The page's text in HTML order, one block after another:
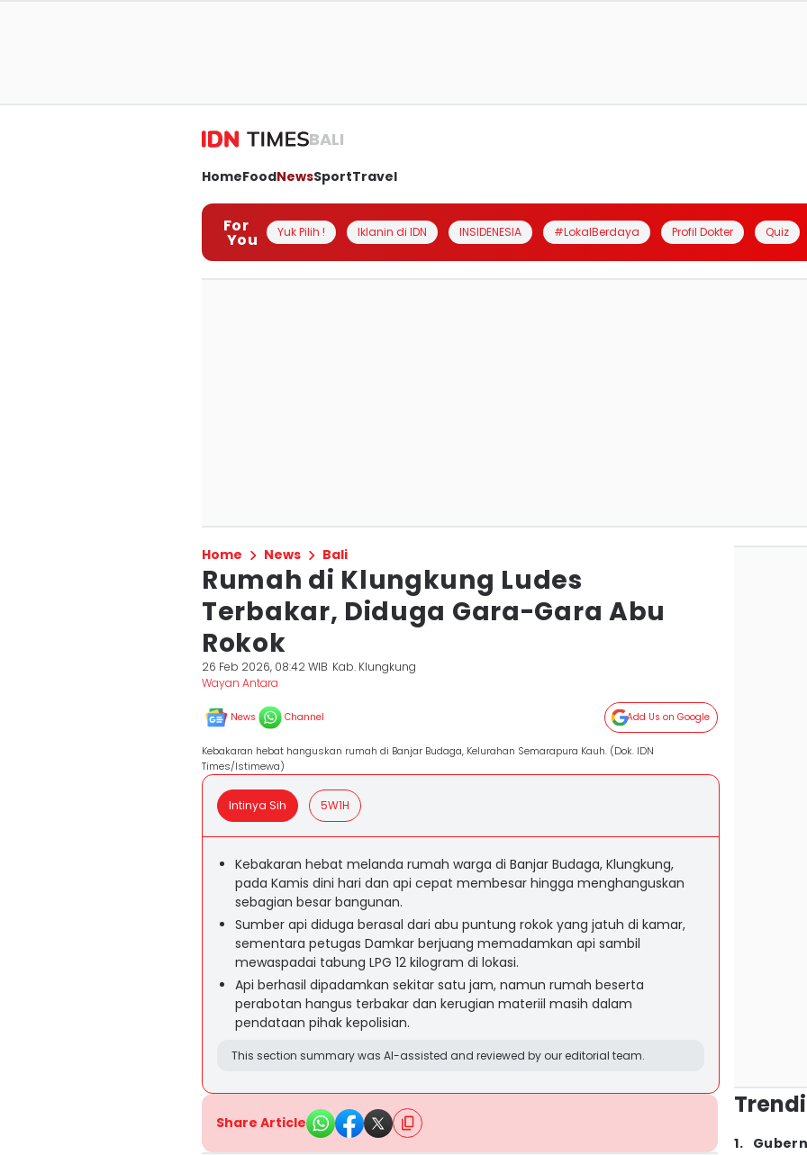
BALI
HomeFoodNewsSportTravel
For
You Yuk Pilih ! Iklanin di IDN INSIDENESIA #LokalBerdaya Profil Dokter Quiz
Home News Bali
Rumah di Klungkung Ludes
Terbakar, Diduga Gara-Gara Abu
Rokok
26 Feb 2026, 08:42 WIB Kab. Klungkung
Wayan Antara
News Channel Add Us on Google
Kebakaran hebat hanguskan rumah di Banjar Budaga, Kelurahan Semarapura Kauh. (Dok. IDN
Times/Istimewa)
Intinya Sih 5W1H
Kebakaran hebat melanda rumah warga di Banjar Budaga, Klungkung,
pada Kamis dini hari dan api cepat membesar hingga menghanguskan
sebagian besar bangunan.
Sumber api diduga berasal dari abu puntung rokok yang jatuh di kamar,
sementara petugas Damkar berjuang memadamkan api sambil
mewaspadai tabung LPG 12 kilogram di lokasi.
Api berhasil dipadamkan sekitar satu jam, namun rumah beserta
perabotan hangus terbakar dan kerugian materiil masih dalam
pendataan pihak kepolisian.
This section summary was AI-assisted and reviewed by our editorial team.
Share Article
1.